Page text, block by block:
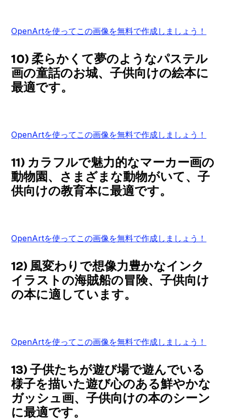
OpenArtを使ってこの画像を無料で作成しましょう！
10) 柔らかくて夢のようなパステル
画の童話のお城、子供向けの絵本に
最適です。
OpenArtを使ってこの画像を無料で作成しましょう！
11) カラフルで魅力的なマーカー画の
動物園、さまざまな動物がいて、子
供向けの教育本に最適です。
OpenArtを使ってこの画像を無料で作成しましょう！
12) 風変わりで想像力豊かなインク
イラストの海賊船の冒険、子供向け
の本に適しています。
OpenArtを使ってこの画像を無料で作成しましょう！
13) 子供たちが遊び場で遊んでいる
様子を描いた遊び心のある鮮やかな
ガッシュ画、子供向けの本のシーン
に最適です。